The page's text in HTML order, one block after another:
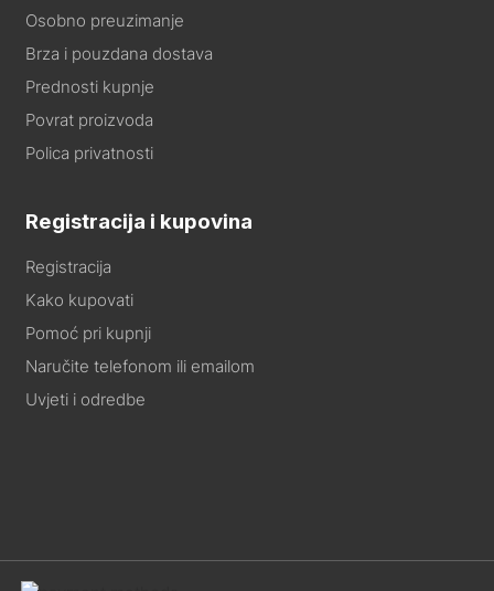
Osobno preuzimanje
Brza i pouzdana dostava
Prednosti kupnje
Povrat proizvoda
Polica privatnosti
Registracija i kupovina
Registracija
Kako kupovati
Pomoć pri kupnji
Naručite telefonom ili emailom
Uvjeti i odredbe